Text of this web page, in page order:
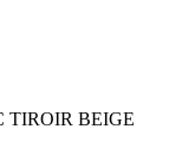
TIROIR BEIGE